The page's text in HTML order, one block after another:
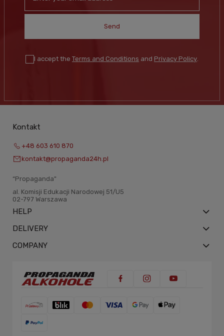
Send
I accept the Terms and Conditions and Privacy Policy
Kontakt
+48 603 610 870
kontakt@propaganda24h.pl
“Propaganda"
al. Komisji Edukacji Narodowej 51/U5
02-797 Warszawa
HELP
DELIVERY
COMPANY